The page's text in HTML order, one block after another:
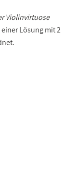
Violinvirtuose
einer Lösung mit 2